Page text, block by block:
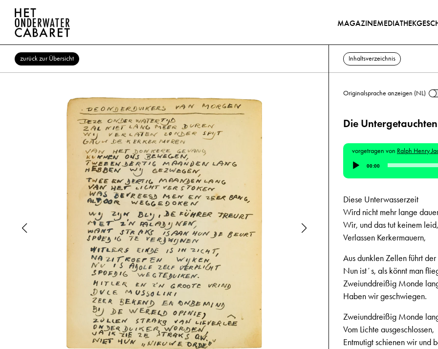
MAGAZINEMEDIATHEK
zurück zur Übersicht Inhaltsverzeichnis
Originalsprache anzeigen (NL)
Die
vorgetragen von Ralph Henry
Audio-
Player
00:00
Diese Unterwasserzeit
Wird nicht mehr lange
Wir, und das tut keinem leid,
Verlassen Kerkermauern,
Aus dunklen Zellen führt
Nun istʼs, als könnt man
Zweiunddreißig Monde
Haben wir geschwiegen.
Zweiunddreißig Monde
Vom Lichte ausgeschlossen,
Entmutigt schienen wir und